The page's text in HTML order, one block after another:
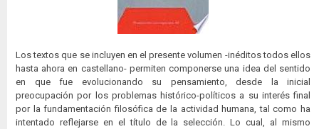
Los textos que se incluyen en el presente volumen -inéditos todos ellos
hasta ahora en castellano- permiten componerse una idea del sentido
en que fue evolucionando su pensamiento, desde la inicial
preocupación por los problemas histórico-políticos a su interés final
por la fundamentación filosófica de la actividad humana, tal como ha
intentado reflejarse en el título de la selección. Lo cual, al mismo